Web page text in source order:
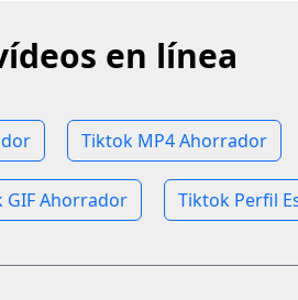
en línea
Tiktok MP4 Ahorrador
GIF Ahorrador Tiktok Perfil